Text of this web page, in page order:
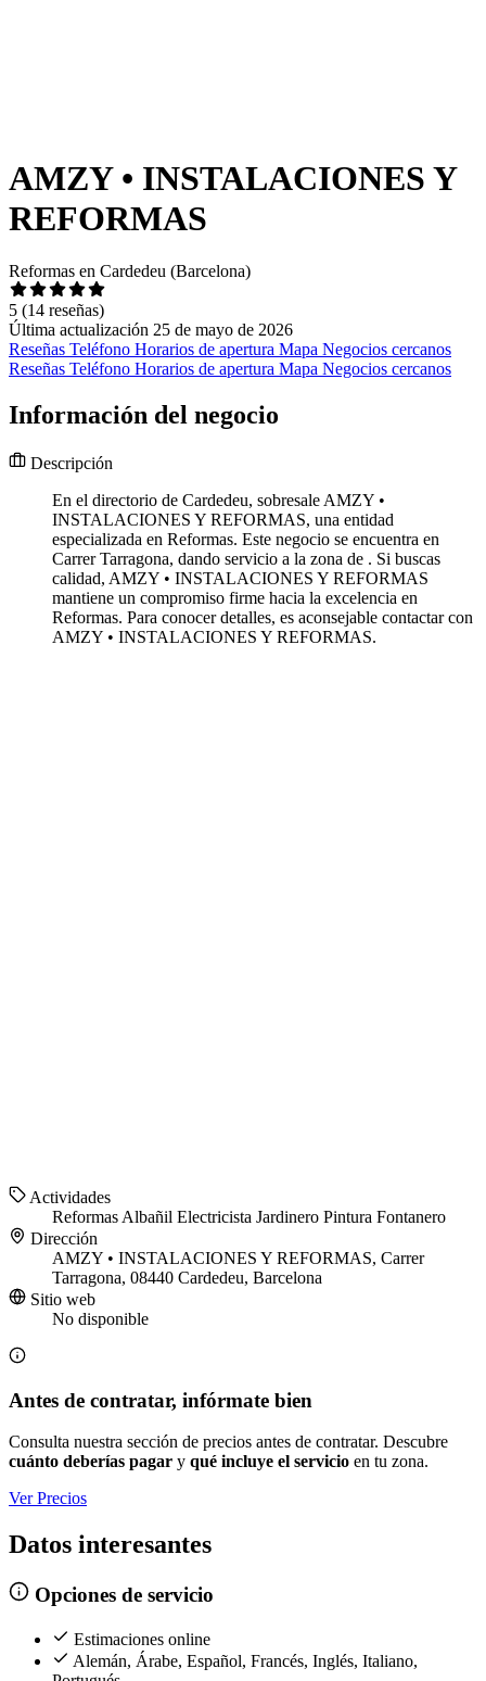
AMZY • INSTALACIONES Y
REFORMAS
Reformas en Cardedeu (Barcelona)
5 (14 reseñas)
Última actualización 25 de mayo de 2026
Reseñas Teléfono Horarios de apertura Mapa Negocios cercanos
Reseñas Teléfono Horarios de apertura Mapa Negocios cercanos
Información del negocio
Descripción
En el directorio de Cardedeu, sobresale AMZY •
INSTALACIONES Y REFORMAS, una entidad
especializada en Reformas. Este negocio se encuentra en
Carrer Tarragona, dando servicio a la zona de . Si buscas
calidad, AMZY • INSTALACIONES Y REFORMAS
mantiene un compromiso firme hacia la excelencia en
Reformas. Para conocer detalles, es aconsejable contactar con
AMZY • INSTALACIONES Y REFORMAS.
Actividades
Reformas Albañil Electricista Jardinero Pintura Fontanero
Dirección
AMZY • INSTALACIONES Y REFORMAS, Carrer
Tarragona, 08440 Cardedeu, Barcelona
Sitio web
No disponible
Antes de contratar, infórmate bien
Consulta nuestra sección de precios antes de contratar. Descubre
cuánto deberías pagar y qué incluye el servicio en tu zona.
Ver Precios
Datos interesantes
Opciones de servicio
Estimaciones online
Alemán, Árabe, Español, Francés, Inglés, Italiano,